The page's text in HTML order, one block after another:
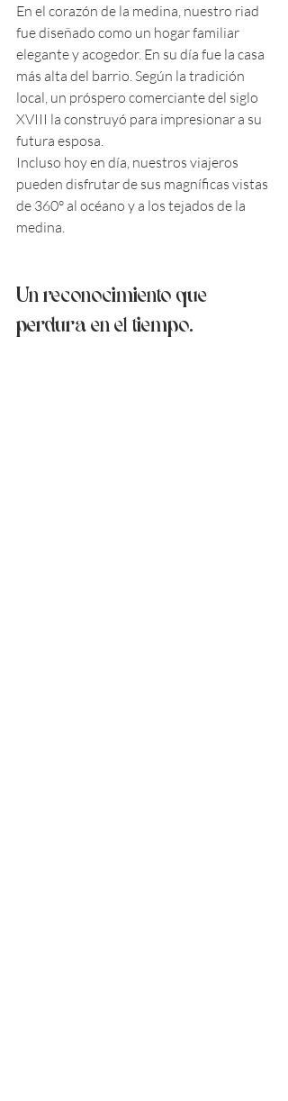
En el corazón de la medina, nuestro riad
fue diseñado como un hogar familiar
elegante y acogedor. En su día fue la casa
más alta del barrio. Según la tradición
local, un próspero comerciante del siglo
XVIII la construyó para impresionar a su
futura esposa.
Incluso hoy en día, nuestros viajeros
pueden disfrutar de sus magníficas vistas
de 360° al océano y a los tejados de la
medina.
Un reconocimiento que
perdura en el tiempo.